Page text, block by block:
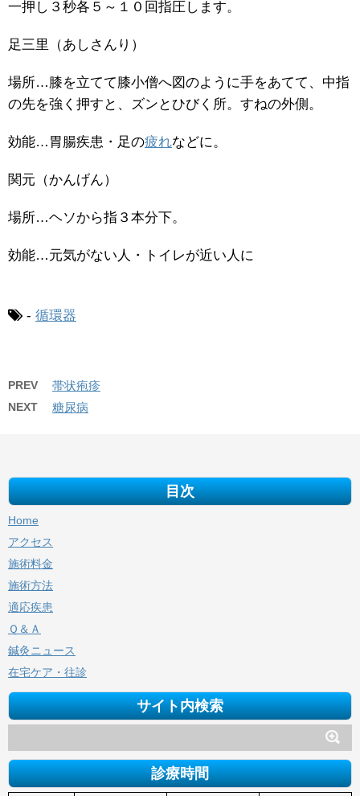
一押し３秒各５～１０回指圧します。
足三里（あしさんり）
場所…膝を立てて膝小僧へ図のように手をあてて、中指
の先を強く押すと、ズンとひびく所。すねの外側。
効能…胃腸疾患・足の疲れなどに。
関元（かんげん）
場所…ヘソから指３本分下。
効能…元気がない人・トイレが近い人に
- 循環器
PREV 帯状疱疹
NEXT 糖尿病
目次
Home
アクセス
施術料金
施術方法
適応疾患
Ｑ＆Ａ
鍼灸ニュース
在宅ケア・往診
サイト内検索
診療時間